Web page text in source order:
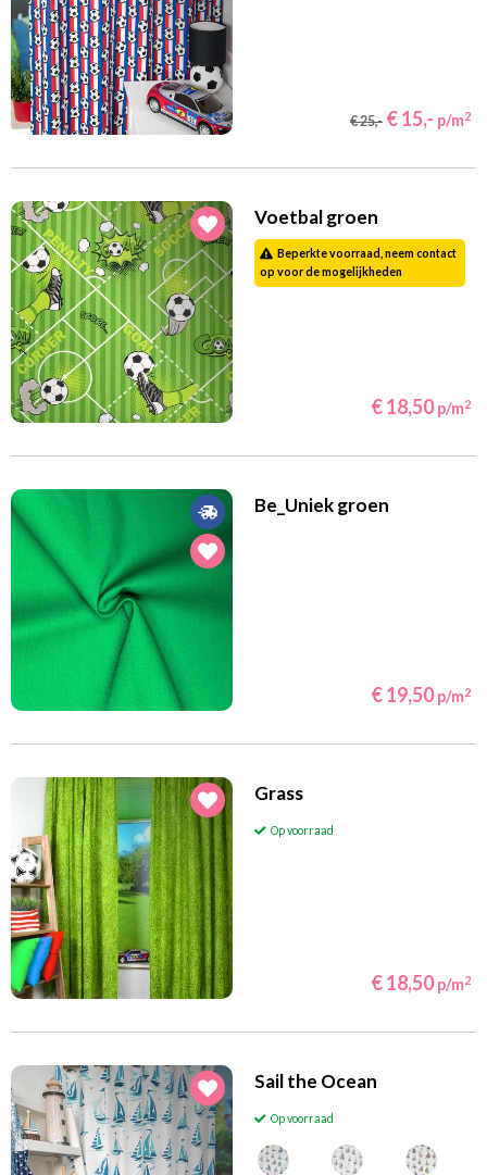
€ 25,- € 15,- p/m2
Voetbal groen
Beperkte voorraad, neem contact
op voor de mogelijkheden
€ 18,50 p/m2
Be_Uniek groen
€ 19,50 p/m2
Grass
Op voorraad
€ 18,50 p/m2
Sail the Ocean
Op voorraad